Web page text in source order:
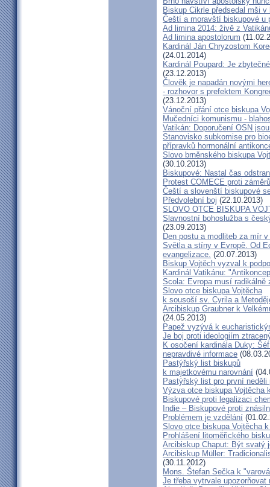
Biskup Cikrle předsedal mši
Čeští a moravští biskupové u
Ad limina 2014: živě z
Ad limina apostolorum
Kardinál Ján Chryzostom
(24.01.2014)
Kardinál Poupard: Je
(23.12.2013)
Člověk je napadán novými
- rozhovor s prefektem
(23.12.2013)
Vánoční přání otce biskupa
Mučedníci komunismu -
Vatikán: Doporučení OSN
Stanovisko subkomise pro
přípravků hormonální
Slovo brněnského biskupa
(30.10.2013)
Biskupové: Nastal čas
Protest COMECE proti
Čeští a slovenští biskupové
Předvolební boj (22.10.2013)
SLOVO OTCE BISKUPA
Slavnostní bohoslužba s
(23.09.2013)
Den postu a modliteb za mír
Světla a stíny v Evropě. Od
evangelizace. (20.07.2013)
Biskup Vojtěch vyzval k
Kardinál Vatikánu:
Scola: Evropa musí
Slovo otce biskupa Vojtěcha
k sousoší sv. Cyrila a
Arcibiskup Graubner k
(24.05.2013)
Papež vyzývá k
Je boj proti ideologiím
K osočení kardinála Duky:
nepravdivé informace
Pastýřský list biskupů
k majetkovému narovnání
Pastýřský list pro první neděli
Výzva otce biskupa Vojtěcha
Biskupové proti legalizaci
Indie – Biskupové proti
Problémem je vzdělání
Slovo otce biskupa Vojtěcha
Prohlášení litoměřického
Arcibiskup Chaput: Být svatý
Arcibiskup Müller:
(30.11.2012)
Mons. Štefan Sečka k
Je třeba vytrvale